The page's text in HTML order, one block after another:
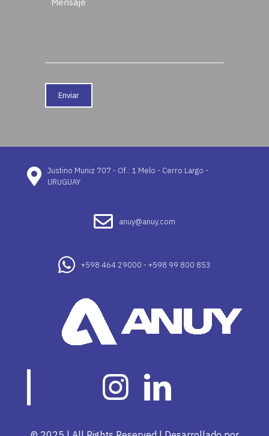
Justino Muniz 707 - Of.: 1 Melo - Cerro Largo -
URUGUAY
anuy@anuy.com
+598 464 29000 - +598 99 800 853